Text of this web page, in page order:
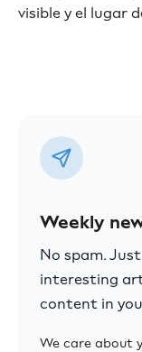
visible y el lugar
Weekly
No spam.
interesting
content in
We care about